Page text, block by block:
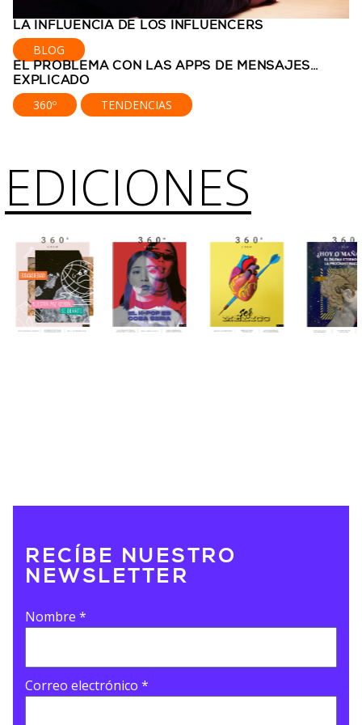
LA INFLUENCIA DE LOS INFLUENCERS
BLOG
EL PROBLEMA CON LAS APPS DE MENSAJES…
EXPLICADO
360º TENDENCIAS
EDICIONES
RECÍBE NUESTRO
NEWSLETTER
Nombre *
Correo electrónico *